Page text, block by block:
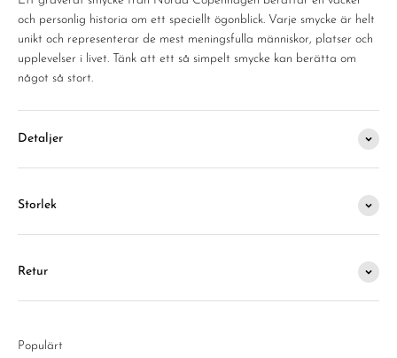
och personlig historia om ett speciellt ögonblick. Varje smycke är helt
unikt och representerar de mest meningsfulla människor, platser och
upplevelser i livet. Tänk att ett så simpelt smycke kan berätta om
något så stort.
Detaljer
Storlek
Retur
Populärt